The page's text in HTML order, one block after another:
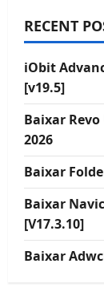
RECENT
iObit
[v19.5]
Baixar
2026
Baixar
Baixar
[V17.3.10]
Baixar